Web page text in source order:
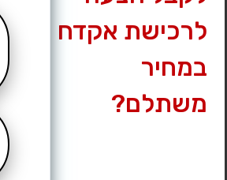
לרכישת אקדח
במחיר
משתלם?